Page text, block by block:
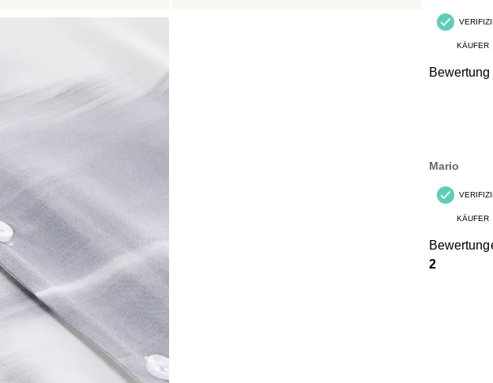
KÄUFER
Bewertung
Mario
KÄUFER
2